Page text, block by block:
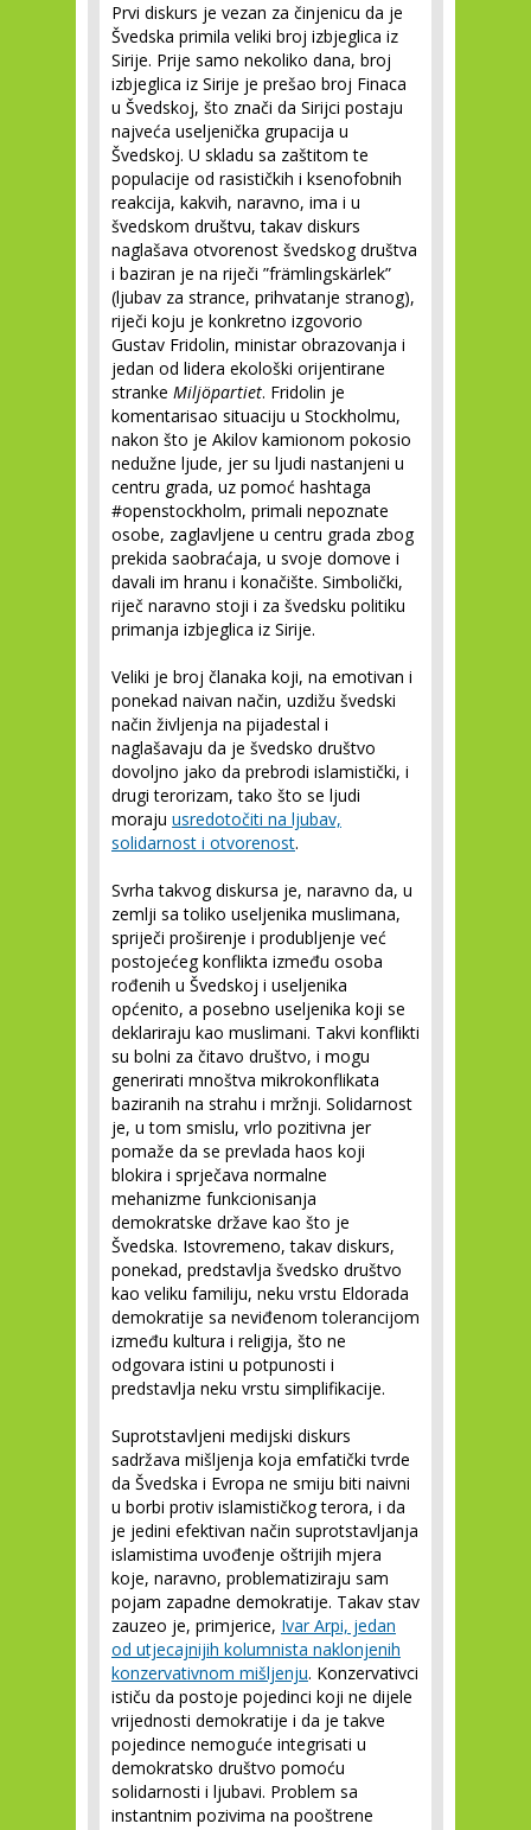
Prvi diskurs je vezan za činjenicu da je
Švedska primila veliki broj izbjeglica iz
Sirije. Prije samo nekoliko dana, broj
izbjeglica iz Sirije je prešao broj Finaca
u Švedskoj, što znači da Sirijci postaju
najveća useljenička grupacija u
Švedskoj. U skladu sa zaštitom te
populacije od rasističkih i ksenofobnih
reakcija, kakvih, naravno, ima i u
švedskom društvu, takav diskurs
naglašava otvorenost švedskog društva
i baziran je na riječi ”främlingskärlek”
(ljubav za strance, prihvatanje stranog),
riječi koju je konkretno izgovorio
Gustav Fridolin, ministar obrazovanja i
jedan od lidera ekološki orijentirane
stranke Miljöpartiet. Fridolin je
komentarisao situaciju u Stockholmu,
nakon što je Akilov kamionom pokosio
nedužne ljude, jer su ljudi nastanjeni u
centru grada, uz pomoć hashtaga
#openstockholm, primali nepoznate
osobe, zaglavljene u centru grada zbog
prekida saobraćaja, u svoje domove i
davali im hranu i konačište. Simbolički,
riječ naravno stoji i za švedsku politiku
primanja izbjeglica iz Sirije.
Veliki je broj članaka koji, na emotivan i
ponekad naivan način, uzdižu švedski
način življenja na pijadestal i
naglašavaju da je švedsko društvo
dovoljno jako da prebrodi islamistički, i
drugi terorizam, tako što se ljudi
moraju usredotočiti na ljubav,
solidarnost i otvorenost.
Svrha takvog diskursa je, naravno da, u
zemlji sa toliko useljenika muslimana,
spriječi proširenje i produbljenje već
postojećeg konflikta između osoba
rođenih u Švedskoj i useljenika
općenito, a posebno useljenika koji se
deklariraju kao muslimani. Takvi konflikti
su bolni za čitavo društvo, i mogu
generirati mnoštva mikrokonflikata
baziranih na strahu i mržnji. Solidarnost
je, u tom smislu, vrlo pozitivna jer
pomaže da se prevlada haos koji
blokira i sprječava normalne
mehanizme funkcionisanja
demokratske države kao što je
Švedska. Istovremeno, takav diskurs,
ponekad, predstavlja švedsko društvo
kao veliku familiju, neku vrstu Eldorada
demokratije sa neviđenom tolerancijom
između kultura i religija, što ne
odgovara istini u potpunosti i
predstavlja neku vrstu simplifikacije.
Suprotstavljeni medijski diskurs
sadržava mišljenja koja emfatički tvrde
da Švedska i Evropa ne smiju biti naivni
u borbi protiv islamističkog terora, i da
je jedini efektivan način suprotstavljanja
islamistima uvođenje oštrijih mjera
koje, naravno, problematiziraju sam
pojam zapadne demokratije. Takav stav
zauzeo je, primjerice, Ivar Arpi, jedan
od utjecajnijih kolumnista naklonjenih
konzervativnom mišljenju. Konzervativci
ističu da postoje pojedinci koji ne dijele
vrijednosti demokratije i da je takve
pojedince nemoguće integrisati u
demokratsko društvo pomoću
solidarnosti i ljubavi. Problem sa
instantnim pozivima na pooštrene